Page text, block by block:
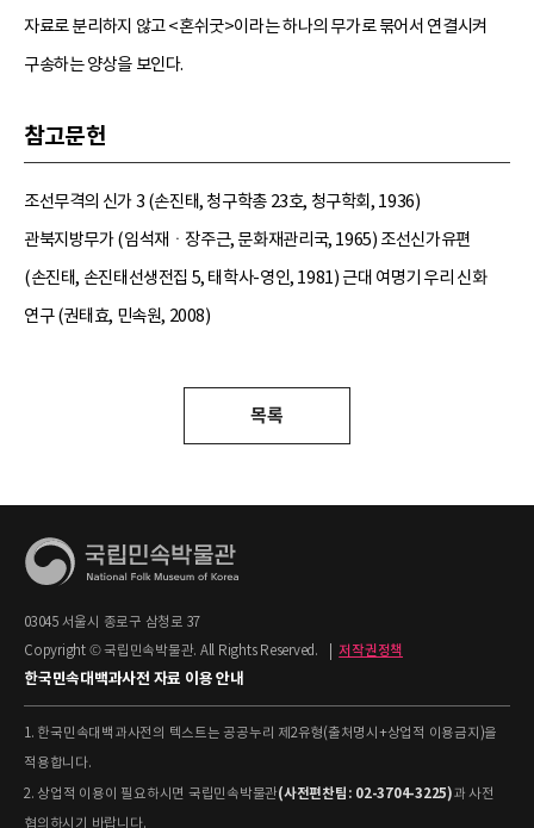
자료로 분리하지 않고 <혼쉬굿>이라는 하나의 무가로 묶어서 연결시켜
구송하는 양상을 보인다.
참고문헌
조선무격의 신가 3 (손진태, 청구학총 23호, 청구학회, 1936)
관북지방무가 (임석재ㆍ장주근, 문화재관리국, 1965) 조선신가유편
(손진태, 손진태선생전집 5, 태학사-영인, 1981) 근대 여명기 우리 신화
연구 (권태효, 민속원, 2008)
목록
03045 서울시 종로구 삼청로 37
Copyright © 국립민속박물관. All Rights Reserved.
저작권정책
한국민속대백과사전 자료 이용 안내
1. 한국민속대백과사전의 텍스트는 공공누리 제2유형(출처명시+상업적 이용금지)을
적용합니다.
2. 상업적 이용이 필요하시면 국립민속박물관(사전편찬팀: 02-3704-3225)과 사전
협의하시기 바랍니다.